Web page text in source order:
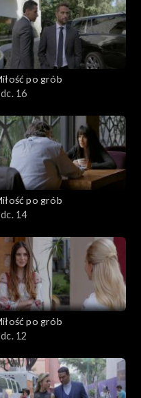
po grób
16
po grób
14
po grób
12